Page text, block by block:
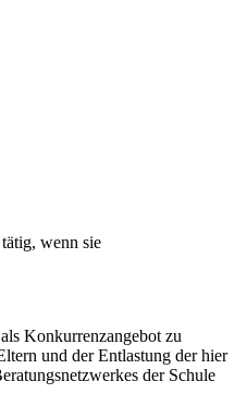
wenn sie
Konkurrenzangebot zu
und der Entlastung der hier
der Schule